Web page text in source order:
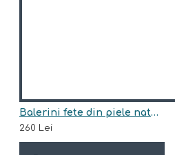
Balerini fete din piele naturala model ELLA
260 Lei